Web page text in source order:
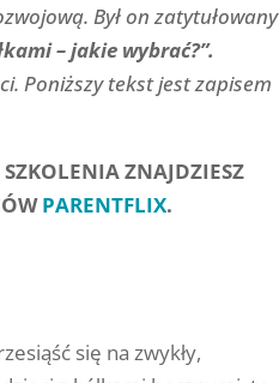
Był on zatytułowany
– jakie wybrać?”.
Poniższy tekst jest zapisem
SZKOLENIA ZNAJDZIESZ
PARENTFLIX.
się na zwykły,